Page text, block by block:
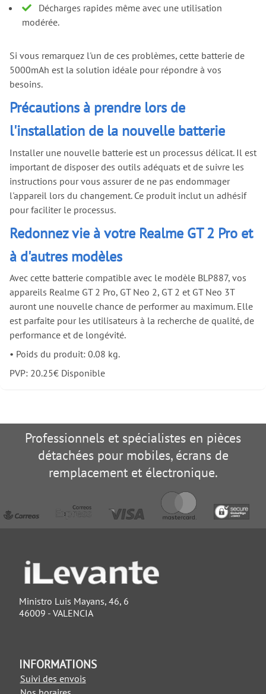
Décharges rapides même avec une utilisation
modérée.
Si vous remarquez l'un de ces problèmes, cette batterie de
5000mAh est la solution idéale pour répondre à vos
besoins.
Précautions à prendre lors de
l'installation de la nouvelle batterie
Installer une nouvelle batterie est un processus délicat. Il est
important de disposer des outils adéquats et de suivre les
instructions pour vous assurer de ne pas endommager
l'appareil lors du changement. Ce produit inclut un adhésif
pour faciliter le processus.
Redonnez vie à votre Realme GT 2 Pro et
à d'autres modèles
Avec cette batterie compatible avec le modèle BLP887, vos
appareils Realme GT 2 Pro, GT Neo 2, GT 2 et GT Neo 3T
auront une nouvelle chance de performer au maximum. Elle
est parfaite pour les utilisateurs à la recherche de qualité, de
performance et de longévité.
• Poids du produit: 0.08 kg.
PVP: 20.25€ Disponible
Professionnels et spécialistes en pièces
détachées pour mobiles, écrans de
remplacement et électronique.
Ministro Luis Mayans, 46, 6
46009 - VALENCIA
INFORMATIONS
Suivi des envois